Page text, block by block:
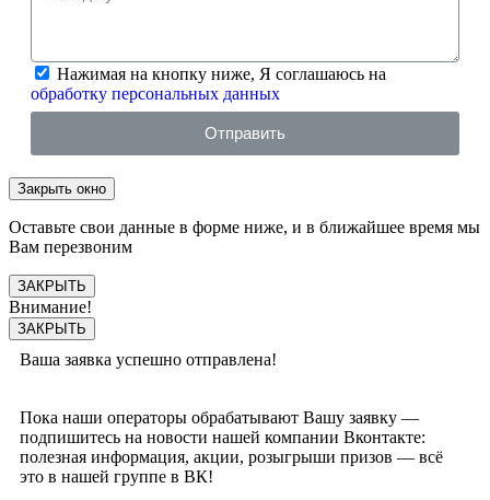
Нажимая на кнопку ниже, Я соглашаюсь на
обработку персональных данных
Отправить
Закрыть окно
Оставьте свои данные в форме ниже, и в ближайшее время мы
Вам перезвоним
ЗАКРЫТЬ
Внимание!
ЗАКРЫТЬ
Ваша заявка успешно отправлена!
Пока наши операторы обрабатывают Вашу заявку —
подпишитесь на новости нашей компании Вконтакте:
полезная информация, акции, розыгрыши призов — всё
это в нашей группе в ВК!